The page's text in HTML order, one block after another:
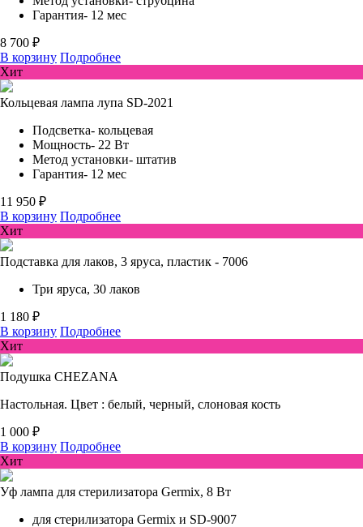
Гарантия- 12 мес
8 700 ₽
В корзину Подробнее
Хит
Кольцевая лампа лупа SD-2021
Подсветка- кольцевая
Мощность- 22 Вт
Метод установки- штатив
Гарантия- 12 мес
11 950 ₽
В корзину Подробнее
Хит
Подставка для лаков, 3 яруса, пластик - 7006
Три яруса, 30 лаков
1 180 ₽
В корзину Подробнее
Хит
Подушка CHEZANA
Настольная. Цвет : белый, черный, слоновая кость
1 000 ₽
В корзину Подробнее
Хит
Уф лампа для стерилизатора Germix, 8 Вт
для стерилизатора Germix и SD-9007